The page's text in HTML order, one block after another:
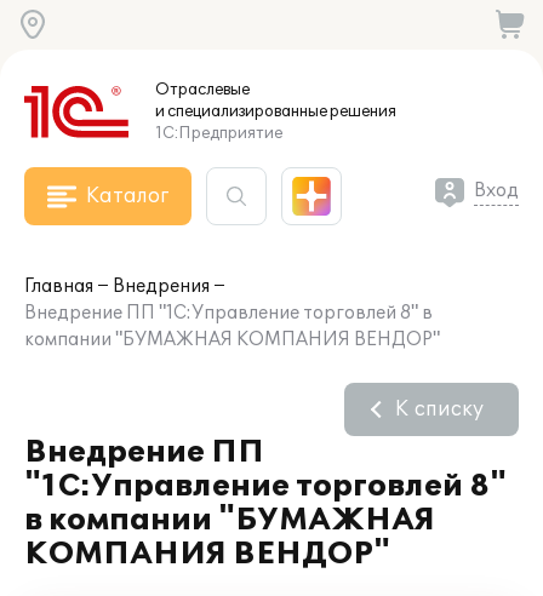
Отраслевые
и специализированныерешения
1С:Предприятие
Каталог Вход
Главная
Внедрения
Внедрение ПП "1С:Управление торговлей 8" в
компании "БУМАЖНАЯ КОМПАНИЯ ВЕНДОР"
Внедрение ПП
"1С:Управление торговлей 8"
в компании "БУМАЖНАЯ
КОМПАНИЯ ВЕНДОР"
К списку